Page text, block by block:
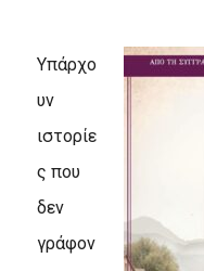
Υπάρχο
υν
ιστορίε
ς που
δεν
γράφον